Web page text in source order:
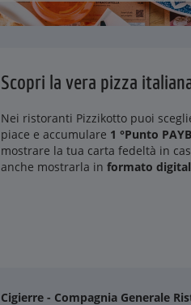
Scopri la vera pizza
Nei ristoranti Pizzikotto puoi
piace e accumulare 1 °Punto
mostrare la tua carta fedeltà in
anche mostrarla in formato
Cigierre - Compagnia Generale